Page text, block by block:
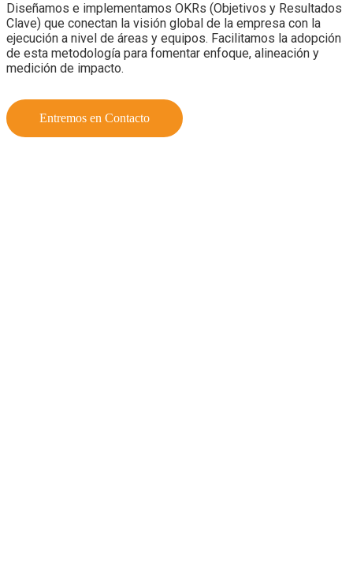
Diseñamos e implementamos OKRs (Objetivos y Resultados
Clave) que conectan la visión global de la empresa con la
ejecución a nivel de áreas y equipos. Facilitamos la adopción
de esta metodología para fomentar enfoque, alineación y
medición de impacto.
Entremos en Contacto